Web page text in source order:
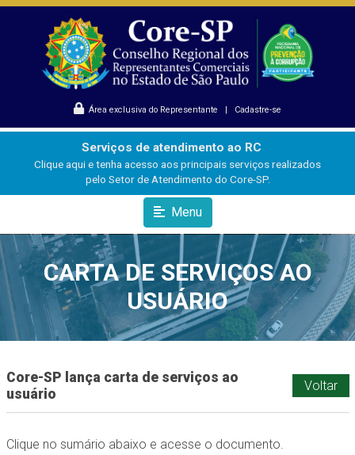
Área exclusiva do Representante | Cadastre-se
Serviços de atendimento ao RC
Clique aqui e tenha acesso aos principais serviços realizados
pelo Setor de Atendimento do Core-SP.
Menu
CARTA DE SERVIÇOS AO
USUÁRIO
Core-SP lança carta de serviços ao
usuário
Voltar
Clique no sumário abaixo e acesse o documento.